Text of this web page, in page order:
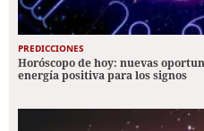
PREDICCIONES
Horóscopo de hoy: nuevas
energía positiva para los signos